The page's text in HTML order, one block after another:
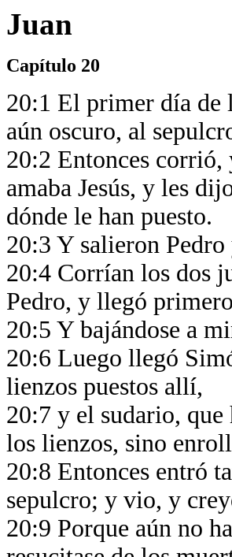
Juan
Capítulo 20
20:1 El primer día de
aún oscuro, al
20:2 Entonces
amaba Jesús, y les
dónde le han puesto.
20:3 Y salieron
20:4 Corrían los dos
Pedro, y llegó
20:5 Y bajándose a
20:6 Luego llegó
lienzos puestos allí,
20:7 y el sudario, que
los lienzos, sino
20:8 Entonces entró
sepulcro; y vio, y
20:9 Porque aún no